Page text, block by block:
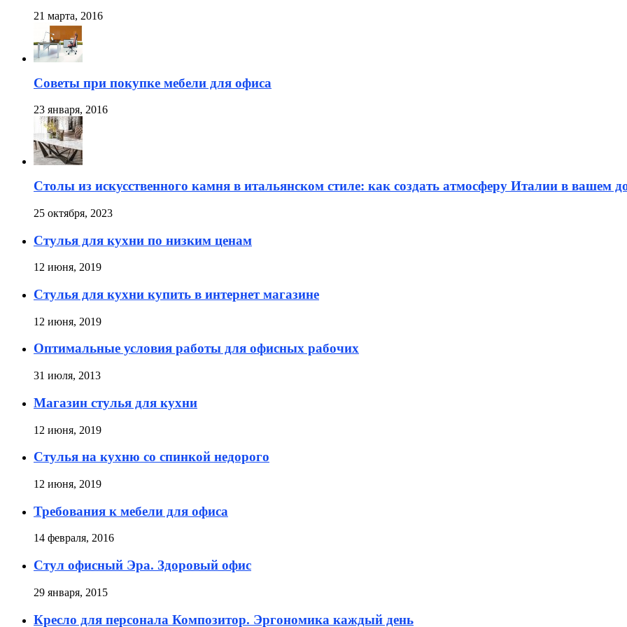
21 марта, 2016
Советы при покупке мебели для офиса
23 января, 2016
Столы из искусственного камня в итальянском стиле: как создать атмосферу Италии в вашем
25 октября, 2023
Стулья для кухни по низким ценам
12 июня, 2019
Стулья для кухни купить в интернет магазине
12 июня, 2019
Оптимальные условия работы для офисных рабочих
31 июля, 2013
Магазин стулья для кухни
12 июня, 2019
Стулья на кухню со спинкой недорого
12 июня, 2019
Требования к мебели для офиса
14 февраля, 2016
Стул офисный Эра. Здоровый офис
29 января, 2015
Кресло для персонала Композитор. Эргономика каждый день